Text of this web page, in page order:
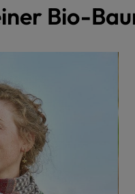
Bio-